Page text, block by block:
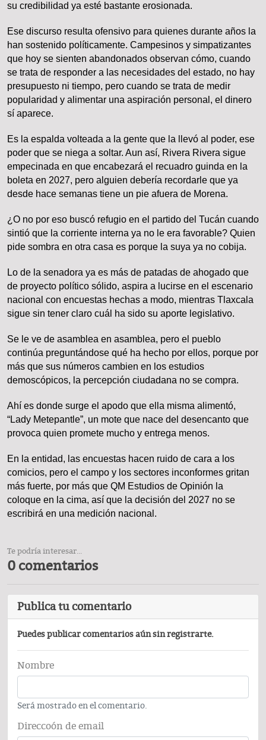
su credibilidad ya esté bastante erosionada.
Ese discurso resulta ofensivo para quienes durante años la
han sostenido políticamente. Campesinos y simpatizantes
que hoy se sienten abandonados observan cómo, cuando
se trata de responder a las necesidades del estado, no hay
presupuesto ni tiempo, pero cuando se trata de medir
popularidad y alimentar una aspiración personal, el dinero
sí aparece.
Es la espalda volteada a la gente que la llevó al poder, ese
poder que se niega a soltar. Aun así, Rivera Rivera sigue
empecinada en que encabezará el recuadro guinda en la
boleta en 2027, pero alguien debería recordarle que ya
desde hace semanas tiene un pie afuera de Morena.
¿O no por eso buscó refugio en el partido del Tucán cuando
sintió que la corriente interna ya no le era favorable? Quien
pide sombra en otra casa es porque la suya ya no cobija.
Lo de la senadora ya es más de patadas de ahogado que
de proyecto político sólido, aspira a lucirse en el escenario
nacional con encuestas hechas a modo, mientras Tlaxcala
sigue sin tener claro cuál ha sido su aporte legislativo.
Se le ve de asamblea en asamblea, pero el pueblo
continúa preguntándose qué ha hecho por ellos, porque por
más que sus números cambien en los estudios
demoscópicos, la percepción ciudadana no se compra.
Ahí es donde surge el apodo que ella misma alimentó,
“Lady Metepantle”, un mote que nace del desencanto que
provoca quien promete mucho y entrega menos.
En la entidad, las encuestas hacen ruido de cara a los
comicios, pero el campo y los sectores inconformes gritan
más fuerte, por más que QM Estudios de Opinión la
coloque en la cima, así que la decisión del 2027 no se
escribirá en una medición nacional.
Te podría interesar...
0 comentarios
Publica tu comentario
Puedes publicar comentarios aún sin registrarte.
Nombre
Será mostrado en el comentario.
Direccoón de email